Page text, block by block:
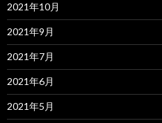
2021年10月
2021年9月
2021年7月
2021年6月
2021年5月